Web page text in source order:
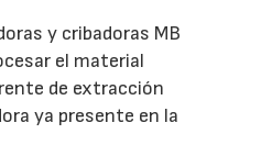
y cribadoras MB
el material
de extracción
ya presente en la